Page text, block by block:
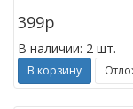
399p
В наличии: 2 шт.
В корзину